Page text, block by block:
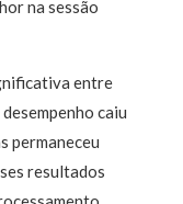
na sessão
entre
caiu
permaneceu
resultados